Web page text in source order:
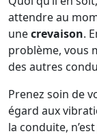
attendre au
unecrevaison.
problème, vous
des autres
Prenez soin de
égard aux
la conduite,